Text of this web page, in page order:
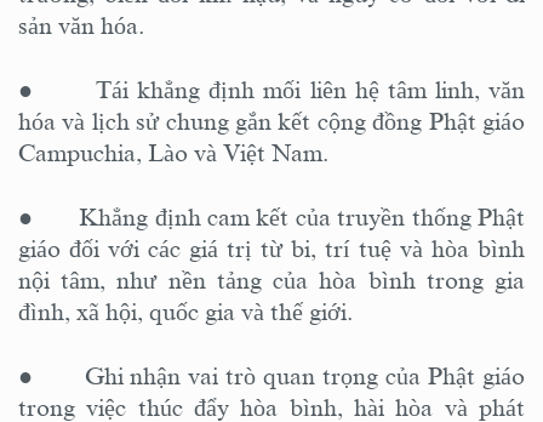
sản văn hóa.
● Tái khẳng định mối liên hệ tâm linh, văn
hóa và lịch sử chung gắn kết cộng đồng Phật giáo
Campuchia, Lào và Việt Nam.
● Khẳng định cam kết của truyền thống Phật
giáo đối với các giá trị từ bi, trí tuệ và hòa bình
nội tâm, như nền tảng của hòa bình trong gia
đình, xã hội, quốc gia và thế giới.
● Ghi nhận vai trò quan trọng của Phật giáo
trong việc thúc đẩy hòa bình, hài hòa và phát